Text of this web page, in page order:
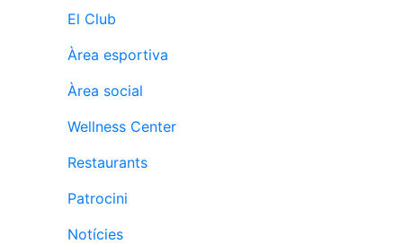
Entrenaments
Activitats
dirigides
Normativa
Restaurant
El Club
Àrea esportiva
Àrea social
Wellness Center
Restaurants
Patrocini
Notícies